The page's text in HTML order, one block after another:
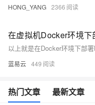
HONG_YANG 2366
在虚拟机Docker环境下
蓝易云 449
热门文章 最新文章